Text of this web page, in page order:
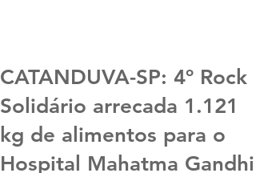
CATANDUVA-SP: 4º Rock
Solidário arrecada 1.121
kg de alimentos para o
Hospital Mahatma Gandhi